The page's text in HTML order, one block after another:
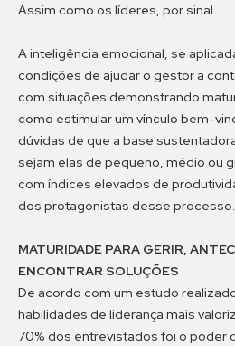
Assim como os líderes, por sinal.
A inteligência emocional, se
condições de ajudar o gestor a
com situações demonstrando
como estimular um vínculo bem-
dúvidas de que a base
sejam elas de pequeno, médio ou
com índices elevados de
dos protagonistas desse processo.
MATURIDADE PARA GERIR,
ENCONTRAR SOLUÇÕES
De acordo com um estudo
habilidades de liderança mais
70% dos entrevistados foi o poder